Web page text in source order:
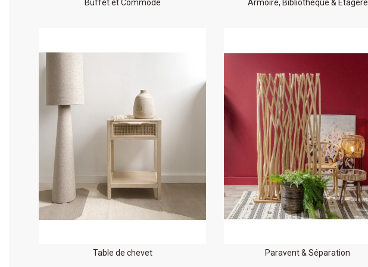
Buffet et Commode Armoire, Bibliothèque & Etagère
Table de chevet Paravent & Séparation